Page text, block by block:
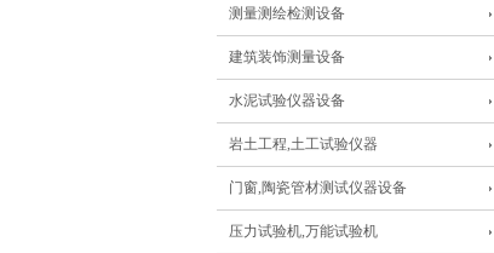
测量测绘检测设备
建筑装饰测量设备
水泥试验仪器设备
岩土工程,土工试验仪器
门窗,陶瓷管材测试仪器设备
压力试验机,万能试验机